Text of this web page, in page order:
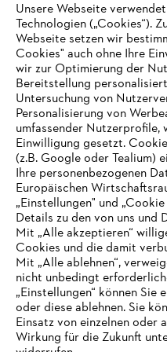
IHR BROWSER
UNTERSTÜTZT
Unsere Webseite
Technologien („Cookies“).
Webseite setzen wir
Cookies" auch ohne Ihre
wir zur Optimierung der
Bereitstellung
Untersuchung von
Personalisierung von
umfassender Nutzerprofile,
Einwilligung gesetzt.
(z.B. Google oder Tealium)
Ihre personenbezogenen
Europäischen
„Einstellungen" und
Details zu den von uns
Mit „Alle akzeptieren“
Cookies und die damit
Mit „Alle ablehnen“,
nicht unbedingt
„Einstellungen“ können Sie
oder diese ablehnen. Sie
Einsatz von einzelnen oder
Wirkung für die Zukunft